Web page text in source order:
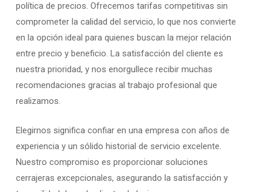
política de precios. Ofrecemos tarifas competitivas sin
comprometer la calidad del servicio, lo que nos convierte
en la opción ideal para quienes buscan la mejor relación
entre precio y beneficio. La satisfacción del cliente es
nuestra prioridad, y nos enorgullece recibir muchas
recomendaciones gracias al trabajo profesional que
realizamos.
Elegirnos significa confiar en una empresa con años de
experiencia y un sólido historial de servicio excelente.
Nuestro compromiso es proporcionar soluciones
cerrajeras excepcionales, asegurando la satisfacción y